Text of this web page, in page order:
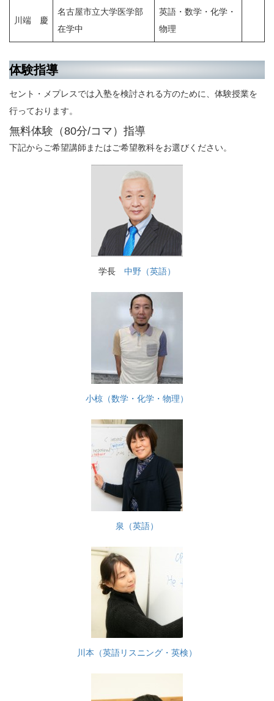
川端 慶
名古屋市立大学医学部
在学中
英語・数学・化学・
物理
体験指導
セント・メプレスでは入塾を検討される方のために、体験授業を
行っております。
無料体験（80分/コマ）指導
下記からご希望講師またはご希望教科をお選びください。
学長 中野（英語）
小椋（数学・化学・物理）
泉（英語）
川本（英語リスニング・英検）